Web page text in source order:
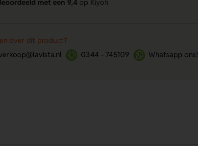
met een 9,4op Kiyoh
over dit product?
0344 - 745109 Whatsapp ons!